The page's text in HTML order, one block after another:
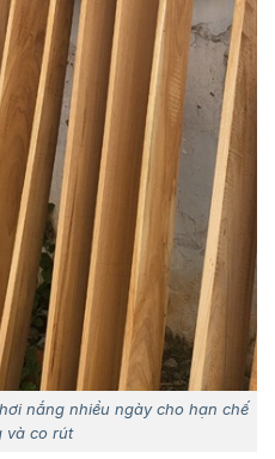
nắng nhiều ngày cho hạn chế
và co rút